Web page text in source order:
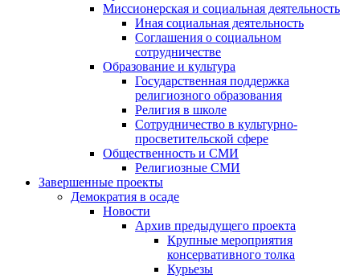
Миссионерская и социальная деятельность
Иная социальная деятельность
Соглашения о социальном
сотрудничестве
Образование и культура
Государственная поддержка
религиозного образования
Религия в школе
Сотрудничество в культурно-
просветительской сфере
Общественность и СМИ
Религиозные СМИ
Завершенные проекты
Демократия в осаде
Новости
Архив предыдущего проекта
Крупные мероприятия
консервативного толка
Курьезы